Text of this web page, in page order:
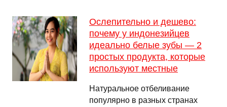
Ослепительно и дешево:
почему у индонезийцев
идеально белые зубы — 2
простых продукта, которые
используют местные
Натуральное отбеливание
популярно в разных странах